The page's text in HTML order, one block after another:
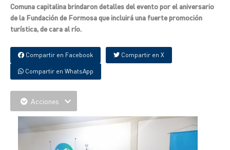
Comuna capitalina brindaron detalles del evento por el aniversario
de la Fundación de Formosa que incluirá una fuerte promoción
turística, de cara al río.
Compartir en Facebook Compartir en X
Compartir en WhatsApp
Acciones